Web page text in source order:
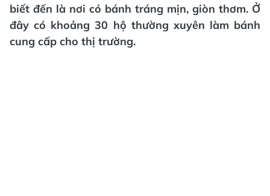
biết đến là nơi có bánh tráng mịn, giòn thơm. Ở
đây có khoảng 30 hộ thường xuyên làm bánh
cung cấp cho thị trường.